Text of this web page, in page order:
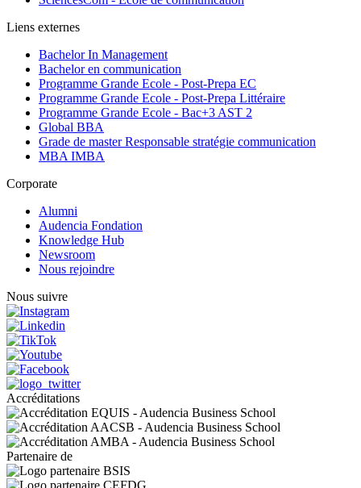
Liens externes
Bachelor In Management
Bachelor en communication
Programme Grande Ecole - Post-Prepa EC
Programme Grande Ecole - Post-Prepa Littéraire
Programme Grande Ecole - Bac+3 AST 2
Global BBA
Grade de master Responsable stratégie communication
MBA IMBA
Corporate
Alumni
Audencia Fondation
Knowledge Hub
Newsroom
Nous rejoindre
Nous suivre
Accréditations
Partenaire de